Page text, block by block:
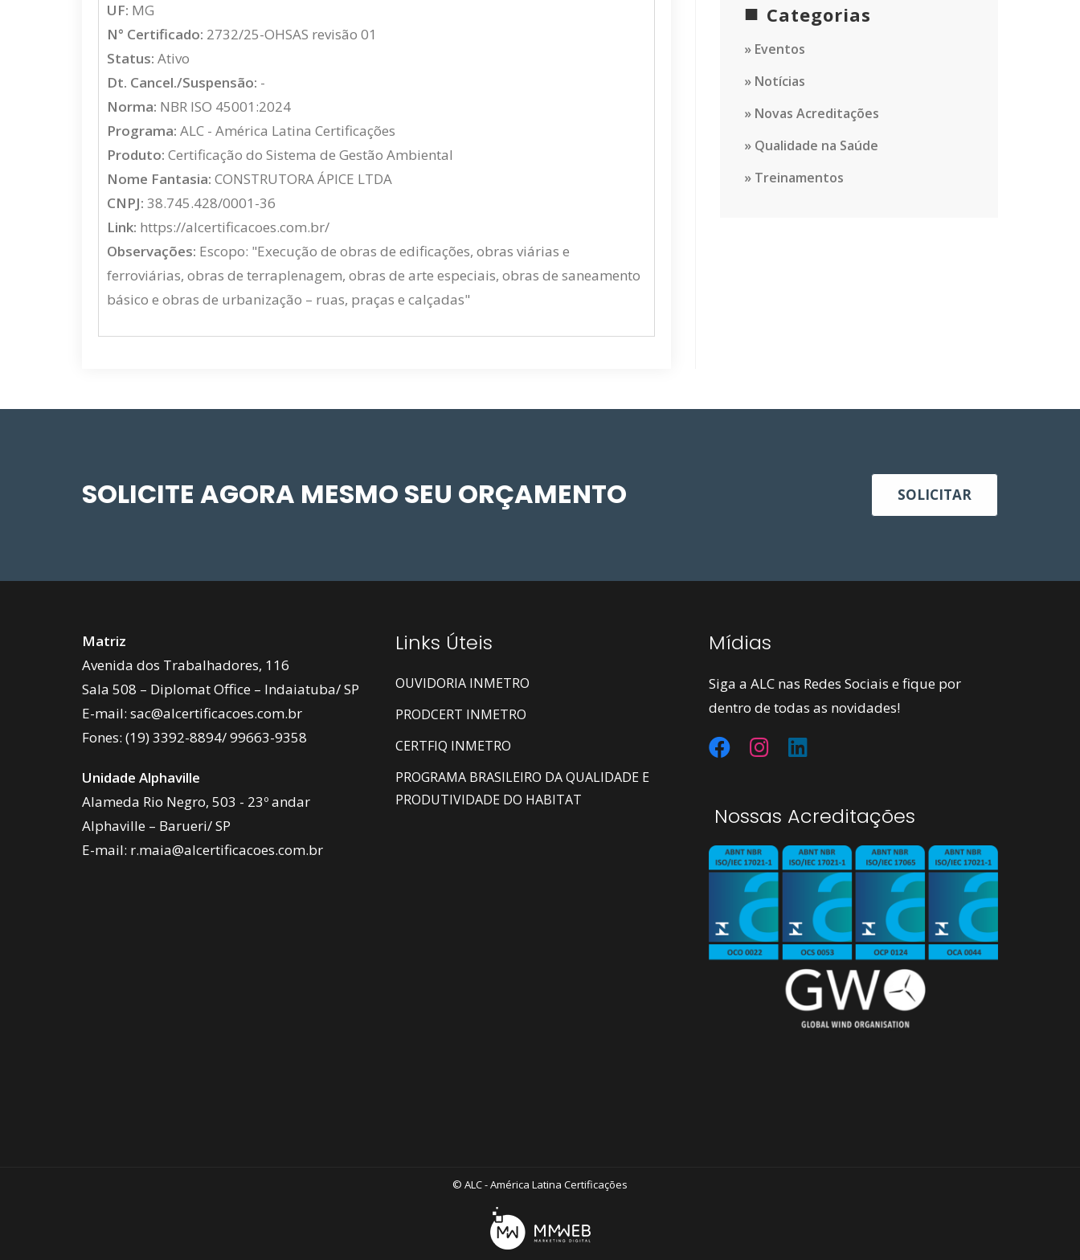
UF: MG
N° Certificado: 2732/25-OHSAS revisão 01
Status: Ativo
Dt. Cancel./Suspensão: -
Norma: NBR ISO 45001:2024
Programa: ALC - América Latina Certificações
Produto: Certificação do Sistema de Gestão Ambiental
Nome Fantasia: CONSTRUTORA ÁPICE LTDA
CNPJ: 38.745.428/0001-36
Link: https://alcertificacoes.com.br/
Observações: Escopo: "Execução de obras de edificações, obras viárias e
ferroviárias, obras de terraplenagem, obras de arte especiais, obras de saneamento
básico e obras de urbanização – ruas, praças e calçadas"
Categorias
Eventos
Notícias
Novas Acreditações
Qualidade na Saúde
Treinamentos
SOLICITE AGORA MESMO SEU ORÇAMENTO SOLICITAR
Matriz
Avenida dos Trabalhadores, 116
Sala 508 – Diplomat Office – Indaiatuba/ SP
E-mail: sac@alcertificacoes.com.br
Fones: (19) 3392-8894/99663-9358
Unidade Alphaville
Alameda Rio Negro, 503 - 23º andar
Alphaville – Barueri/ SP
E-mail: r.maia@alcertificacoes.com.br
Links Úteis
OUVIDORIA INMETRO
PRODCERT INMETRO
CERTFIQ INMETRO
PROGRAMA BRASILEIRO DA QUALIDADE E
PRODUTIVIDADE DO HABITAT
Mídias
Siga a ALC nas Redes Sociais e fique por
dentro de todas as novidades!
Nossas Acreditações
© ALC - América Latina Certificações